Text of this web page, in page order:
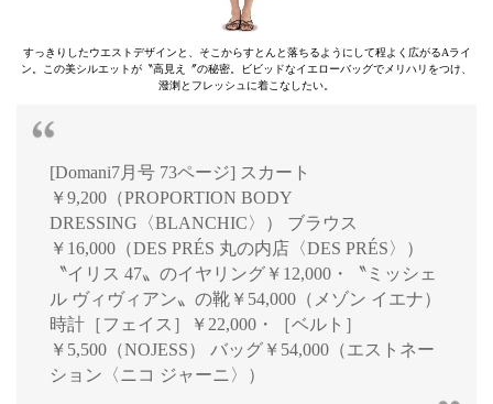
すっきりしたウエストデザインと、そこからすとんと落ちるようにして程よく広がるAライ
ン。この美シルエットが〝高見え〞の秘密。ビビッドなイエローバッグでメリハリをつけ、
潑溂とフレッシュに着こなしたい。
[Domani7月号 73ページ] スカート
￥9,200（PROPORTION BODY
DRESSING〈BLANCHIC〉） ブラウス
￥16,000（DES PRÉS 丸の内店〈DES PRÉS〉）
〝イリス 47〟のイヤリング￥12,000・〝ミッシェ
ル ヴィヴィアン〟の靴￥54,000（メゾン イエナ）
時計［フェイス］￥22,000・［ベルト］
￥5,500（NOJESS） バッグ￥54,000（エストネー
ション〈ニコ ジャーニ〉）